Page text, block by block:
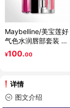
Maybelline/美宝莲好
气色水润唇部套装 滋
润保湿持久显色唇露
唇膏
¥100.00
详情
图文介绍